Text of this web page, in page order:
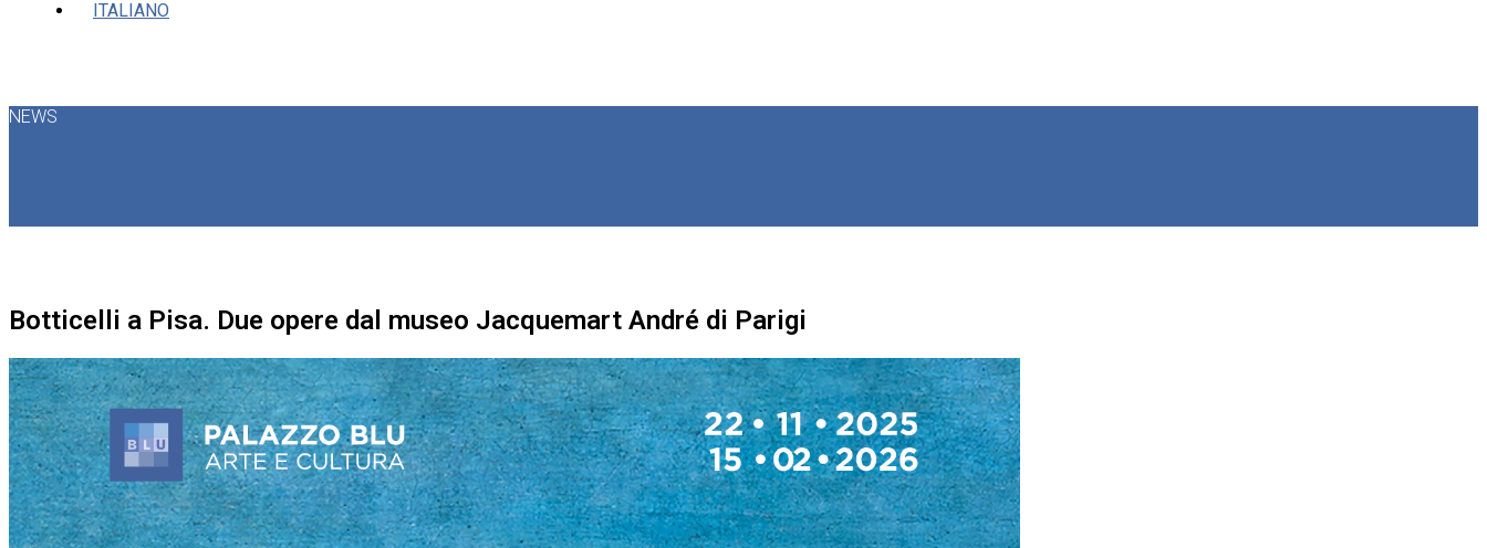
NEWS
Botticelli a Pisa. Due opere dal museo Jacquemart André di Parigi